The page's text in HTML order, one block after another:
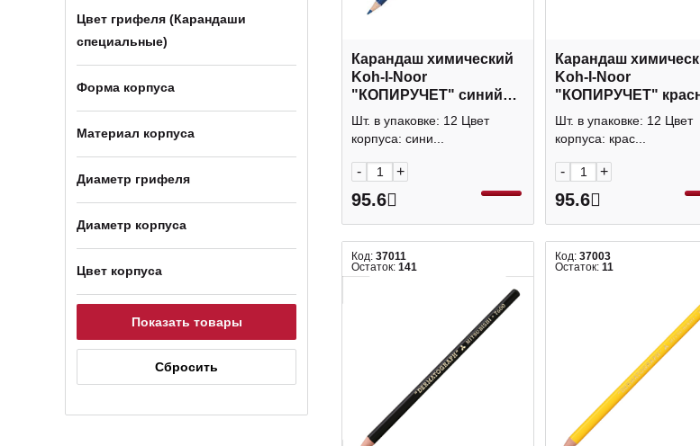
Цвет грифеля (Карандаши
специальные)
Форма корпуса
Материал корпуса
Диаметр грифеля
Диаметр корпуса
Цвет корпуса
Карандаш химический
Koh-I-Noor
"КОПИРУЧЕТ" синий
1561Е
Шт. в упаковке: 12 Цвет
корпуса: сини...
- +
95.6
Карандаш
Koh-I-Noor
"КОПИРУЧЕТ"
1561G
Шт. в упаковке: 12 Цвет
корпуса: крас...
- +
95.6
Код: 37011
Остаток: 141
Код:37003
Остаток:11